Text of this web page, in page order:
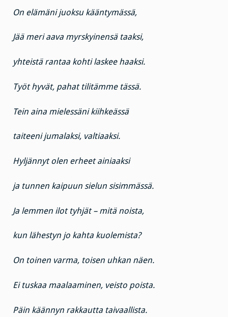
On elämäni juoksu kääntymässä,
Jää meri aava myrskyinensä taaksi,
yhteistä rantaa kohti laskee haaksi.
Työt hyvät, pahat tilitämme tässä.
Tein aina mielessäni kiihkeässä
taiteeni jumalaksi, valtiaaksi.
Hyljännyt olen erheet ainiaaksi
ja tunnen kaipuun sielun sisimmässä.
Ja lemmen ilot tyhjät – mitä noista,
kun lähestyn jo kahta kuolemista?
On toinen varma, toisen uhkan näen.
Ei tuskaa maalaaminen, veisto poista.
Päin käännyn rakkautta taivaallista.